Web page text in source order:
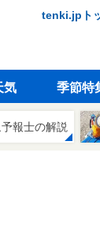
tenki.jpト
気 季節特
報士の解説